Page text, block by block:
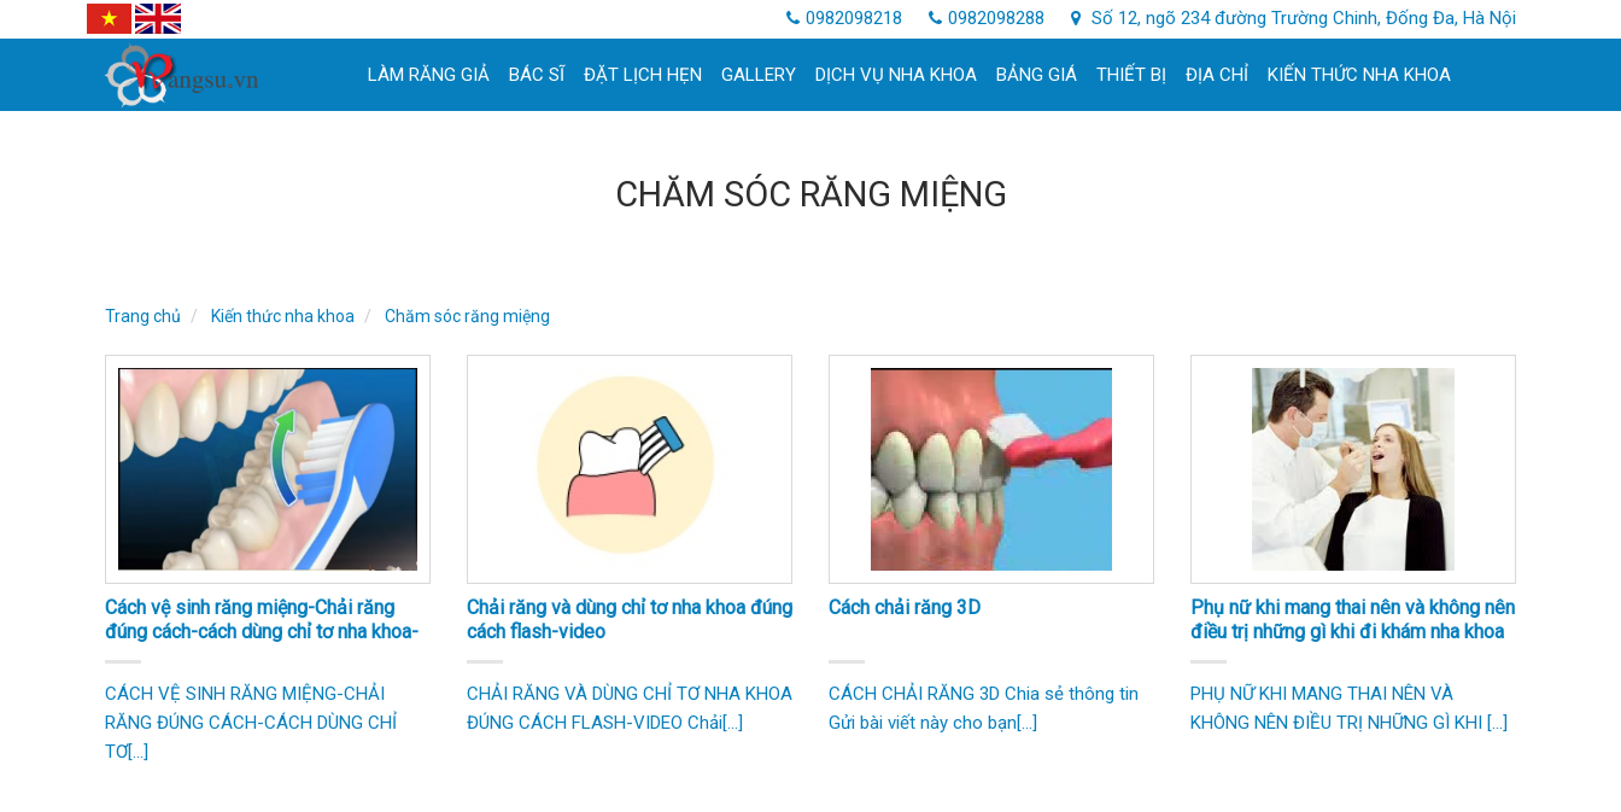
0982098218 0982098288 Số 12, ngõ 234 đường Trường Chinh, Đống Đa, Hà Nội
LÀM RĂNG GIẢ BÁC SĨ ĐẶT LỊCH HẸN GALLERY DỊCH VỤ NHA KHOA BẢNG GIÁ THIẾT BỊ ĐỊA CHỈ KIẾN THỨC NHA KHOA
CHĂM SÓC RĂNG MIỆNG
Trang chủ Kiến thức nha khoa Chăm sóc răng miệng
Cách vệ sinh răng miệng-Chải răng
đúng cách-cách dùng chỉ tơ nha khoa-
lấy cao răng định kỳ
CÁCH VỆ SINH RĂNG MIỆNG-CHẢI
RĂNG ĐÚNG CÁCH-CÁCH DÙNG CHỈ
TƠ[...]
Chải răng và dùng chỉ tơ nha khoa đúng
cách flash-video
CHẢI RĂNG VÀ DÙNG CHỈ TƠ NHA KHOA
ĐÚNG CÁCH FLASH-VIDEO Chải[...]
Cách chải răng 3D
CÁCH CHẢI RĂNG 3D Chia sẻ thông tin
Gửi bài viết này cho bạn[...]
Phụ nữ khi mang thai nên và không nên
điều trị những gì khi đi khám nha khoa
PHỤ NỮ KHI MANG THAI NÊN VÀ
KHÔNG NÊN ĐIỀU TRỊ NHỮNG GÌ KHI [...]